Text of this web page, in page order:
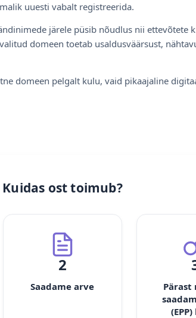
uuesti vabalt registreerida.
järele püsib nõudlus nii ettevõtete
domeen toetab usaldusväärsust,
domeen pelgalt kulu, vaid pikaajaline
Kuidas ost toimub?
2
Saadame arve
Pärast